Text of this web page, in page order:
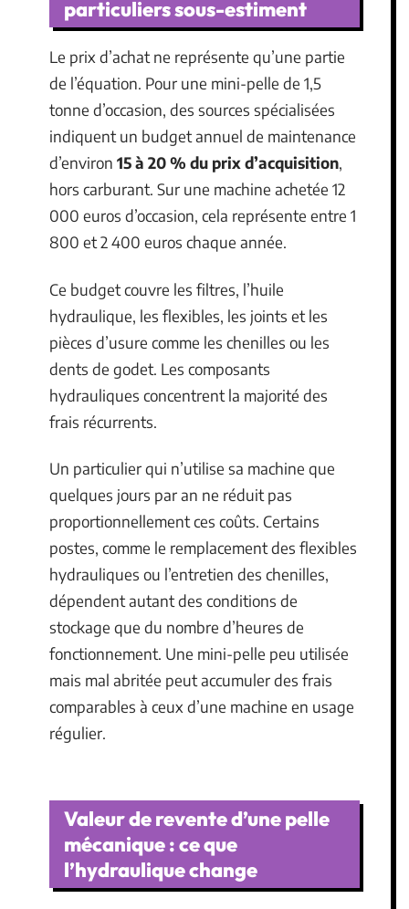
particuliers sous-estiment
Le prix d’achat ne représente qu’une partie
de l’équation. Pour une mini-pelle de 1,5
tonne d’occasion, des sources spécialisées
indiquent un budget annuel de maintenance
d’environ 15 à 20 % du prix d’acquisition,
hors carburant. Sur une machine achetée 12
000 euros d’occasion, cela représente entre 1
800 et 2 400 euros chaque année.
Ce budget couvre les filtres, l’huile
hydraulique, les flexibles, les joints et les
pièces d’usure comme les chenilles ou les
dents de godet. Les composants
hydrauliques concentrent la majorité des
frais récurrents.
Un particulier qui n’utilise sa machine que
quelques jours par an ne réduit pas
proportionnellement ces coûts. Certains
postes, comme le remplacement des flexibles
hydrauliques ou l’entretien des chenilles,
dépendent autant des conditions de
stockage que du nombre d’heures de
fonctionnement. Une mini-pelle peu utilisée
mais mal abritée peut accumuler des frais
comparables à ceux d’une machine en usage
régulier.
Valeur de revente d’une pelle
mécanique : ce que
l’hydraulique change